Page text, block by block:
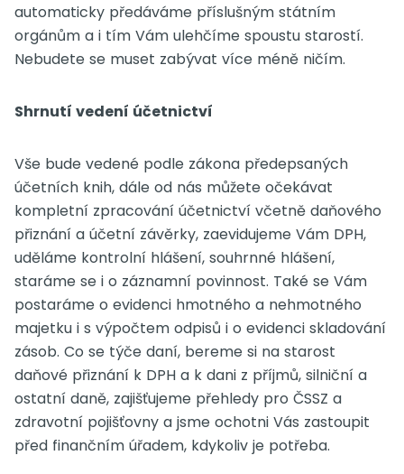
automaticky předáváme příslušným státním
orgánům a i tím Vám ulehčíme spoustu starostí.
Nebudete se muset zabývat více méně ničím.
Shrnutí vedení účetnictví
Vše bude vedené podle zákona předepsaných
účetních knih, dále od nás můžete očekávat
kompletní zpracování účetnictví včetně daňového
přiznání a účetní závěrky, zaevidujeme Vám DPH,
uděláme kontrolní hlášení, souhrnné hlášení,
staráme se i o záznamní povinnost. Také se Vám
postaráme o evidenci hmotného a nehmotného
majetku i s výpočtem odpisů i o evidenci skladování
zásob. Co se týče daní, bereme si na starost
daňové přiznání k DPH a k dani z příjmů, silniční a
ostatní daně, zajišťujeme přehledy pro ČSSZ a
zdravotní pojišťovny a jsme ochotni Vás zastoupit
před finančním úřadem, kdykoliv je potřeba.